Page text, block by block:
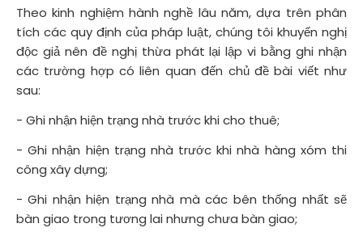
Theo kinh nghiệm hành nghề lâu năm, dựa trên phân
tích các quy định của pháp luật, chúng tôi khuyến nghị
độc giả nên đề nghị thừa phát lại lập vi bằng ghi nhận
các trường hợp có liên quan đến chủ đề bài viết như
sau:
- Ghi nhận hiện trạng nhà trước khi cho thuê;
- Ghi nhận hiện trạng nhà trước khi nhà hàng xóm thi
công xây dựng;
- Ghi nhận hiện trạng nhà mà các bên thống nhất sẽ
bàn giao trong tương lai nhưng chưa bàn giao;